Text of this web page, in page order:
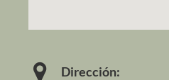
Dirección: